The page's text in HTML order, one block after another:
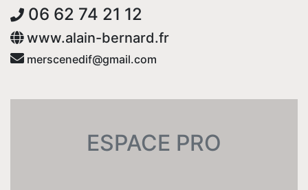
Accueil
Biographie
Vidéos
Tournée
06 62 74 21 12
www.alain-bernard.fr
merscenedif@gmail.com
ESPACE PRO